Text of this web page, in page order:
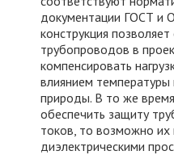
документации ГОСТ и
конструкция
трубопроводов в
компенсировать
влиянием температуры
природы. В то же
обеспечить защиту
токов, то возможно их
диэлектрическими